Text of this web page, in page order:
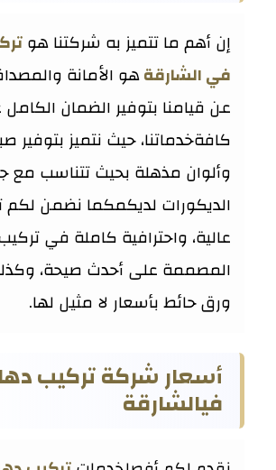
إن أهم ما تتميز به شركتنا هو
في الشارقةهو الأمانة
عن قيامنا بتوفير الضمان
كافةخدماتنا، حيث نتميز بتوفير
وألوان مذهلة بحيث تتناسب مع
الديكورات لديكمكما نضمن لكم
عالية، واحترافية كاملة في
المصممة على أحدث صيحة،
ورق حائط بأسعار لا مثيل لها.
أسعار شركة تركيب
فيالشارقة